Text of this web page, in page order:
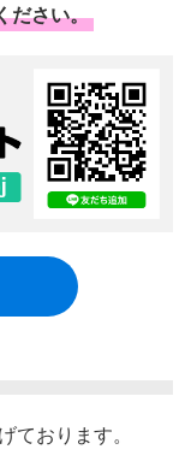
ださい。
ております。